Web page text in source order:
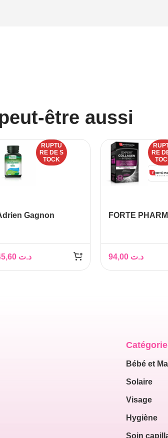
être aussi
RUPTU
RE DE S
TOCK
Gagnon
د.ت
RE
FORTE
د.ت
Bébé et
Solaire
Visage
Hygiène
Soin